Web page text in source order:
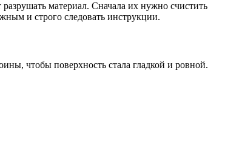
материал. Сначала их нужно счистить
и строго следовать инструкции.
чтобы поверхность стала гладкой и ровной.